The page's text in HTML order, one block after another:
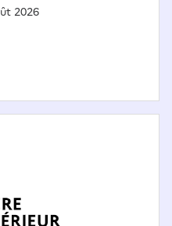
2026
(e) au chef du bureau